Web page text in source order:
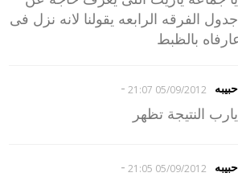
جدول الفرقه الرابعه يقولنا لانه نزل فى
بالظبط
حبيبه 05/09/2012 21:07
-
يارب النتيجة تظهر
حبيبه 05/09/2012 21:05
-